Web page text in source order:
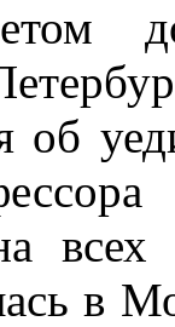
об
всех
в